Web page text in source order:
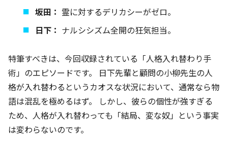
坂田： 霊に対するデリカシーがゼロ。
日下： ナルシシズム全開の狂気担当。
特筆すべきは、今回収録されている「人格入れ替わり手
術」のエピソードです。 日下先輩と顧問の小柳先生の人
格が入れ替わるというカオスな状況において、通常なら物
語は混乱を極めるはず。 しかし、彼らの個性が強すぎる
ため、人格が入れ替わっても「結局、変な奴」という事実
は変わらないのです。